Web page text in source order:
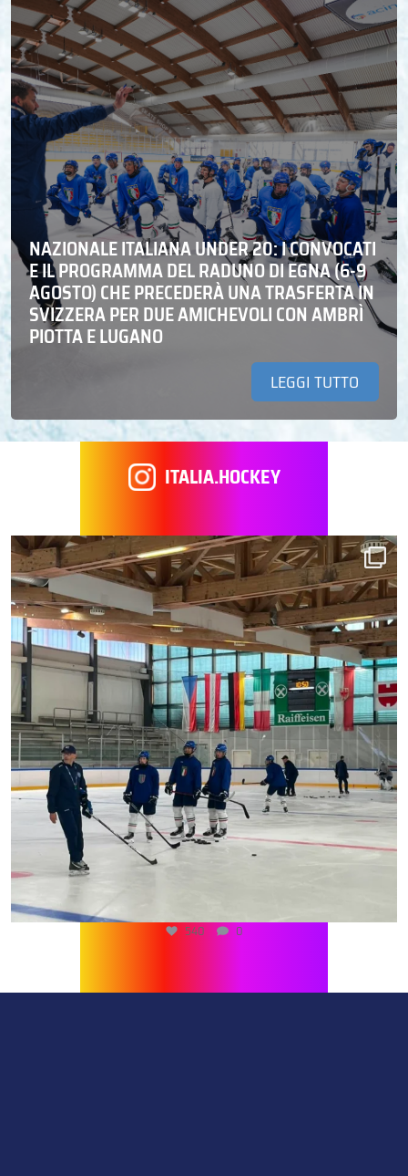
NAZIONALE ITALIANA UNDER 20: I CONVOCATI
E IL PROGRAMMA DEL RADUNO DI EGNA (6-9
AGOSTO) CHE PRECEDERÀ UNA TRASFERTA IN
SVIZZERA PER DUE AMICHEVOLI CON AMBRÌ
PIOTTA E LUGANO
LEGGI TUTTO
ITALIA.HOCKEY
540 0